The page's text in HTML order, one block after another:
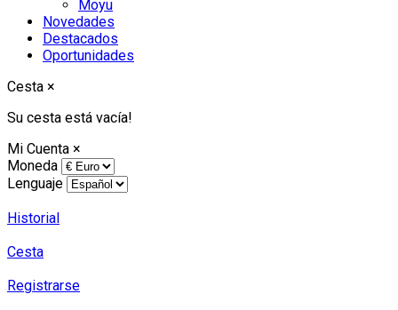
Moyu
Novedades
Destacados
Oportunidades
Cesta ×
Su cesta está vacía!
Mi Cuenta ×
Moneda
Lenguaje
Historial
Cesta
Registrarse